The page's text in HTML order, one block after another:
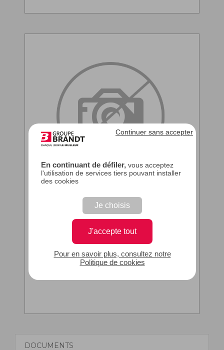
En continuant de défiler,vous acceptez
l'utilisation de services tiers pouvant installer
des cookies
Je choisis
J'accepte tout
Continuer sans accepter
Pour en savoir plus, consultez notre
Politique de cookies
77X7427
Repère sur la vue éclatée : 0
DOCUMENTS